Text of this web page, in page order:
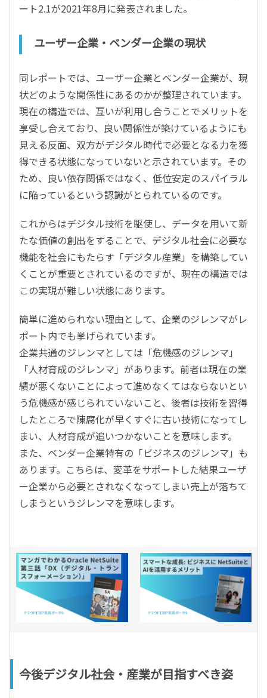
ート2.1が2021年8月に発表されました。
ユーザー企業・ベンダー企業の現状
同レポートでは、ユーザー企業とベンダー企業が、現
状どのような関係性にあるのかが整理されています。
現在の構造では、互いが利用し合うことでメリットを
享受し合えており、良い関係性が築けているようにも
見える反面、双方がデジタル時代で必要となる力を獲
得できる状態になっていないと示されています。その
ため、良い依存関係ではなく、低位安定のスパイラル
に陥っているという認識がとられているのです。
これからはデジタル技術を駆使し、データを用いて新
たな価値の創出をすることで、デジタル社会に必要な
機能を社会にもたらす「デジタル産業」を構築してい
くことが重要とされているのですが、現在の構造では
この実現が難しい状態にあります。
簡単に進められない理由として、企業のジレンマがレ
ポート内でも挙げられています。
企業共通のジレンマとしては「危機感のジレンマ」
「人材育成のジレンマ」があります。前者は現在の業
績が悪くないことによって進めなくてはならないとい
う危機感が感じられていないこと、後者は技術を習得
したところで陳腐化が早くすぐに古い技術になってし
まい、人材育成が追いつかないことを意味します。
また、ベンダー企業特有の「ビジネスのジレンマ」も
あります。こちらは、変革をサポートした結果ユーザ
ー企業から必要とされなくなってしまい売上が落ちて
しまうというジレンマを意味します。
今後デジタル社会・産業が目指すべき姿